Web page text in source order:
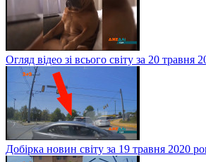
Огляд відео зі всього світу за 20 травня
Добірка новин світу за 19 травня 2020